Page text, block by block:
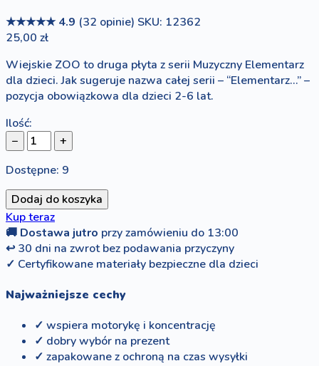
★★★★★ 4.9 (32 opinie) SKU: 12362
25,00 zł
Wiejskie ZOO to druga płyta z serii Muzyczny Elementarz
dla dzieci. Jak sugeruje nazwa całej serii – “Elementarz…” –
pozycja obowiązkowa dla dzieci 2-6 lat.
Ilość:
−
+
Dostępne: 9
Dodaj do koszyka
Kup teraz
🚚 Dostawa jutro przy zamówieniu do 13:00
↩ 30 dni na zwrot bez podawania przyczyny
✓ Certyfikowane materiały bezpieczne dla dzieci
Najważniejsze cechy
✓ wspiera motorykę i koncentrację
✓ dobry wybór na prezent
✓ zapakowane z ochroną na czas wysyłki